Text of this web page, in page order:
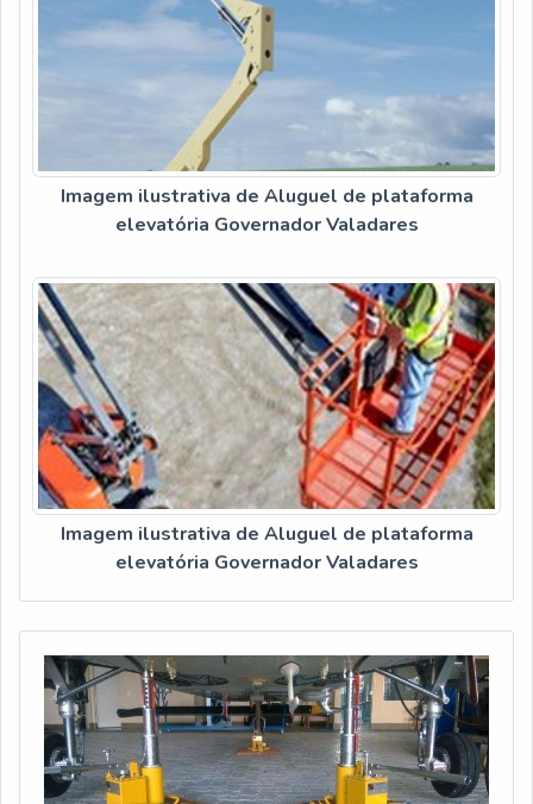
Imagem ilustrativa de Aluguel de plataforma
elevatória Governador Valadares
Imagem ilustrativa de Aluguel de plataforma
elevatória Governador Valadares